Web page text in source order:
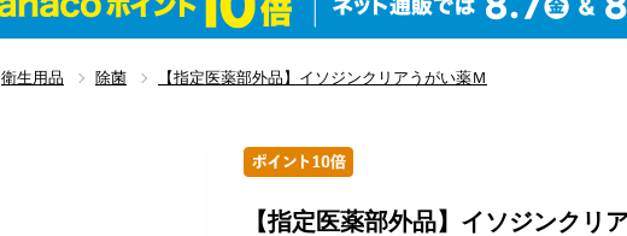
衛生用品 除菌 【指定医薬部外品】イソジンクリアうがい薬Ｍ
【指定医薬部外品】イソジンクリ